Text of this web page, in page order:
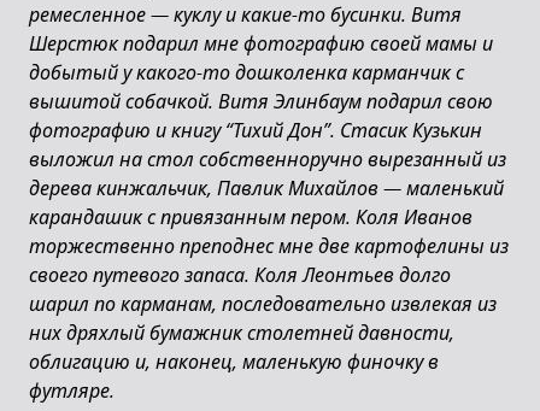
ремесленное—куклу и какие-то бусинки. Витя
Шерстюк подарил мне фотографию своей мамы и
добытый у какого-то дошколенка карманчик с
вышитой собачкой. Витя Элинбаум подарил свою
фотографию и книгу “Тихий Дон”. Стасик Кузькин
выложил на стол собственноручно вырезанный из
дерева кинжальчик, Павлик Михайлов—маленький
карандашик с привязанным пером. Коля Иванов
торжественно преподнес мне две картофелины из
своего путевого запаса. Коля Леонтьев долго
шарил по карманам, последовательно извлекая из
них дряхлый бумажник столетней давности,
облигацию и, наконец, маленькую финочку в
футляре.